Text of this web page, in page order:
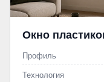
Окно
Профиль
Технология